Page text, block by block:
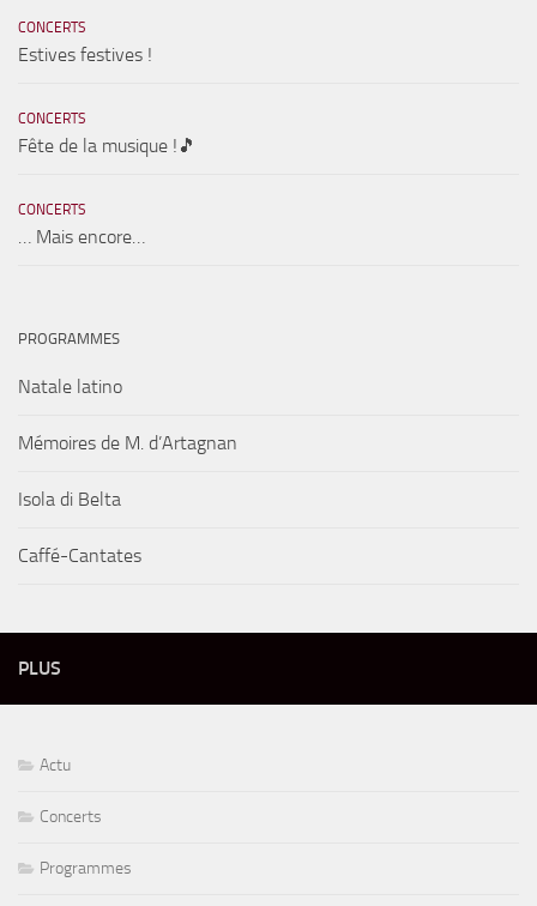
CONCERTS
Estives festives !
CONCERTS
Fête de la musique !🎵
CONCERTS
… Mais encore…
PROGRAMMES
Natale latino
Mémoires de M. d’Artagnan
Isola di Belta
Caffé-Cantates
PLUS
Actu
Concerts
Programmes